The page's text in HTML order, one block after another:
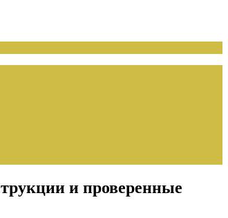
и проверенные